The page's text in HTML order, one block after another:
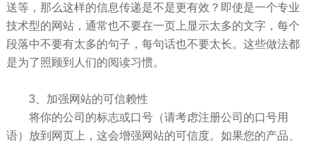
送等，那么这样的信息传递是不是更有效？即使是一个专业
技术型的网站，通常也不要在一页上显示太多的文字，每个
段落中不要有太多的句子，每句话也不要太长。这些做法都
是为了照顾到人们的阅读习惯。
3、加强网站的可信赖性
将你的公司的标志或口号（请考虑注册公司的口号用
语）放到网页上，这会增强网站的可信度。如果您的产品、